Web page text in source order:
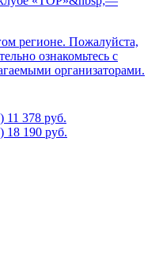
регионе. Пожалуйста,
ознакомьтесь с
организаторами.
11 378 руб.
18 190 руб.